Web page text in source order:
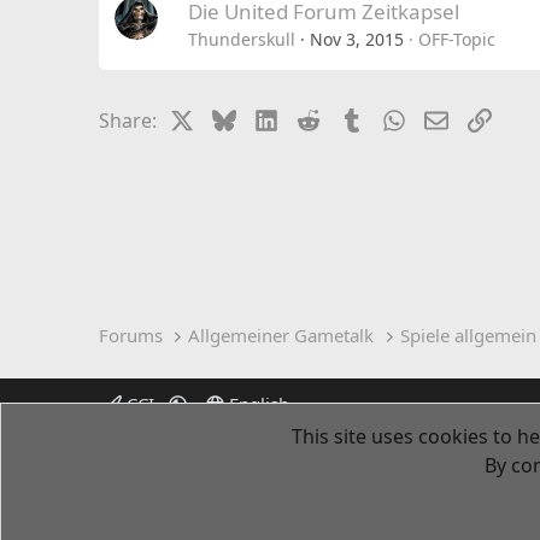
Die United Forum Zeitkapsel
Thunderskull Nov 3, 2015 OFF-Topic
Share: BlueskyLinkedIn
Reddit TumblrWhatsApp
EmailLink
Forums Allgemeiner Gametalk Spiele allgemein
CCI English
This site uses cookies to
By